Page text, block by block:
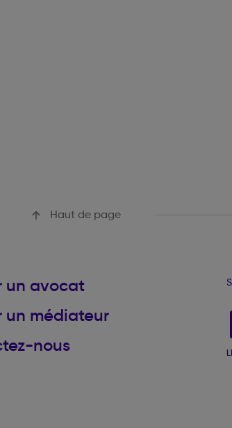
Haut de page
un avocat
un médiateur
nous